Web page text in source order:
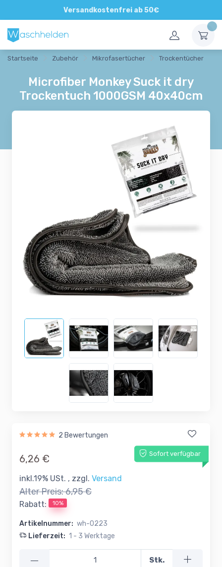
Versandkostenfrei ab 50€
Direkte und persönliche Beratung
Startseite Zubehör Mikrofasertücher Trockentücher
Microfiber Monkey Suck it dry
Trockentuch 1000GSM 40x40cm
2 Bewertungen
Sofort verfügbar
6,26 €
inkl.19% USt. , zzgl. Versand
Alter Preis:6,95 €
Rabatt: 10%
Artikelnummer: wh-0223
Lieferzeit: 1 - 3 Werktage
— Stk.